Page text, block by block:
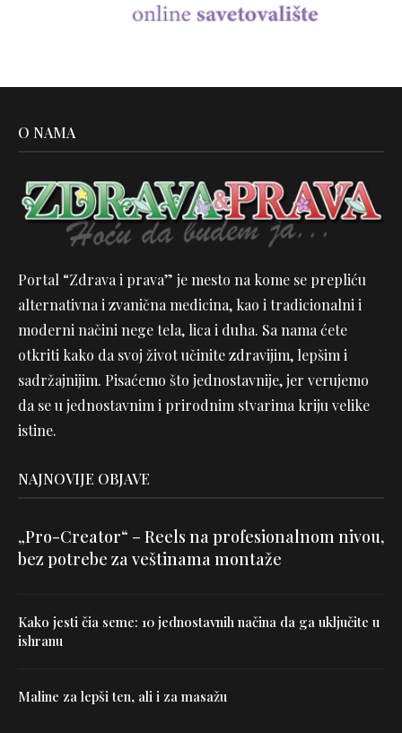
O NAMA
Portal “Zdrava i prava” je mesto na kome se prepliću
alternativna i zvanična medicina, kao i tradicionalni i
moderni načini nege tela, lica i duha. Sa nama ćete
otkriti kako da svoj život učinite zdravijim, lepšim i
sadržajnijim. Pisaćemo što jednostavnije, jer verujemo
da se u jednostavnim i prirodnim stvarima kriju velike
istine.
NAJNOVIJE OBJAVE
„Pro-Creator“ – Reels na profesionalnom nivou,
bez potrebe za veštinama montaže
Kako jesti čia seme: 10 jednostavnih načina da ga uključite u
ishranu
Maline za lepši ten, ali i za masažu